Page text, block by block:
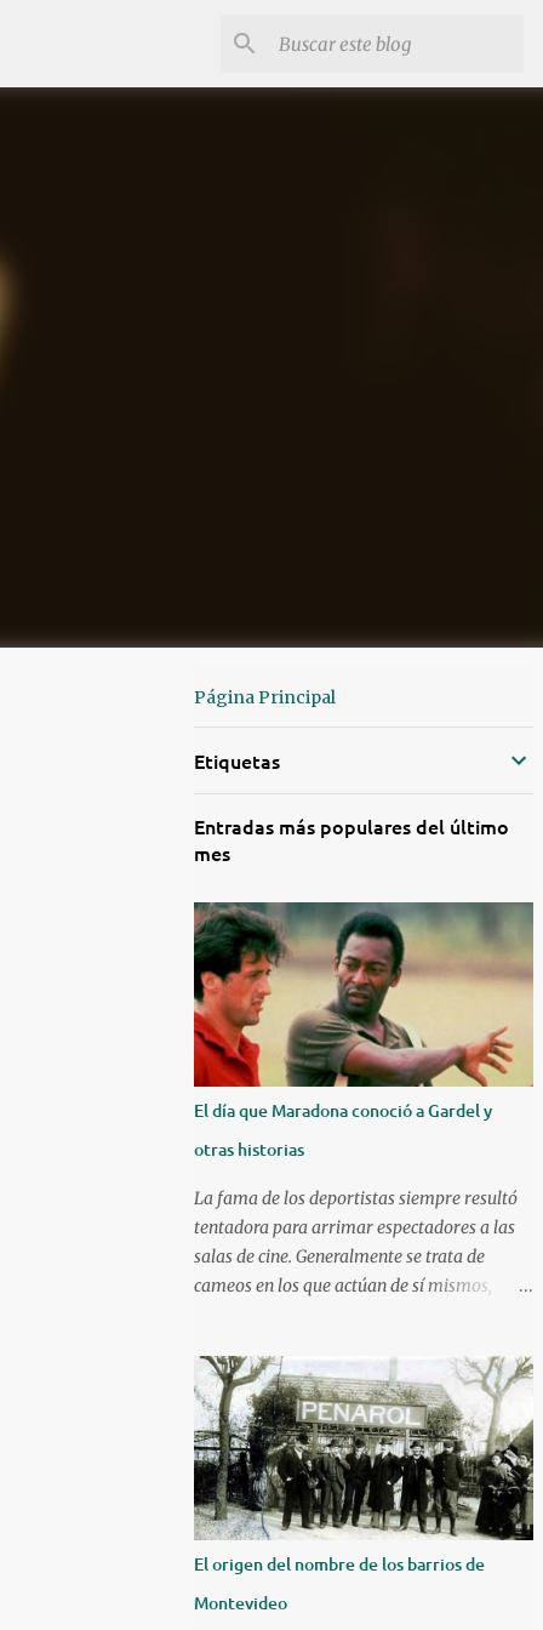
Página Principal
Etiquetas
Entradas más populares del último
mes
El día que Maradona conoció a Gardel y
otras historias
La fama de los deportistas siempre resultó
tentadora para arrimar espectadores a las
salas de cine. Generalmente se trata de
cameos en los que actúan de sí mismos,
victoria de 1982 con figuras como Silvester
Stallone y Michael Caine, compartiendo
cartel con Pelé, Bobby Moore y el argentino
Osvaldo Ardiles, en una recreación muy libre
del llamado partido de la muerte jugado en
Kiev, Ucrania, el 9 de agosto de 1942, bajo la
ocupación nazi. Stallone atajando un penal
sobre la hora. Hoy nos enfocaremos en tres
historias de deportistas que fueron más allá,
El origen del nombre de los barrios de
Montevideo